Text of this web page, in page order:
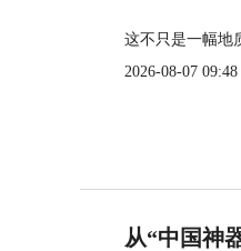
这不只是一幅地
2026-08-07 09:48
从“中国神